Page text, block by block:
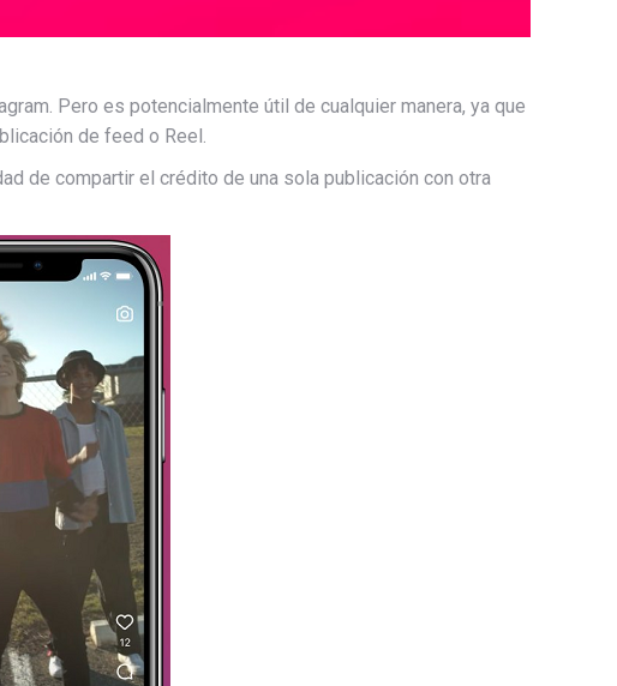
Pero es potencialmente útil de cualquier manera, ya que
de feed o Reel.
de compartir el crédito de una sola publicación con otra